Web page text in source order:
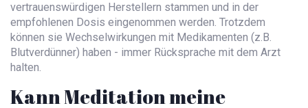
vertrauenswürdigen Herstellern stammen und in der
empfohlenen Dosis eingenommen werden. Trotzdem
können sie Wechselwirkungen mit Medikamenten (z.B.
Blutverdünner) haben - immer Rücksprache mit dem Arzt
halten.
Kann Meditation meine